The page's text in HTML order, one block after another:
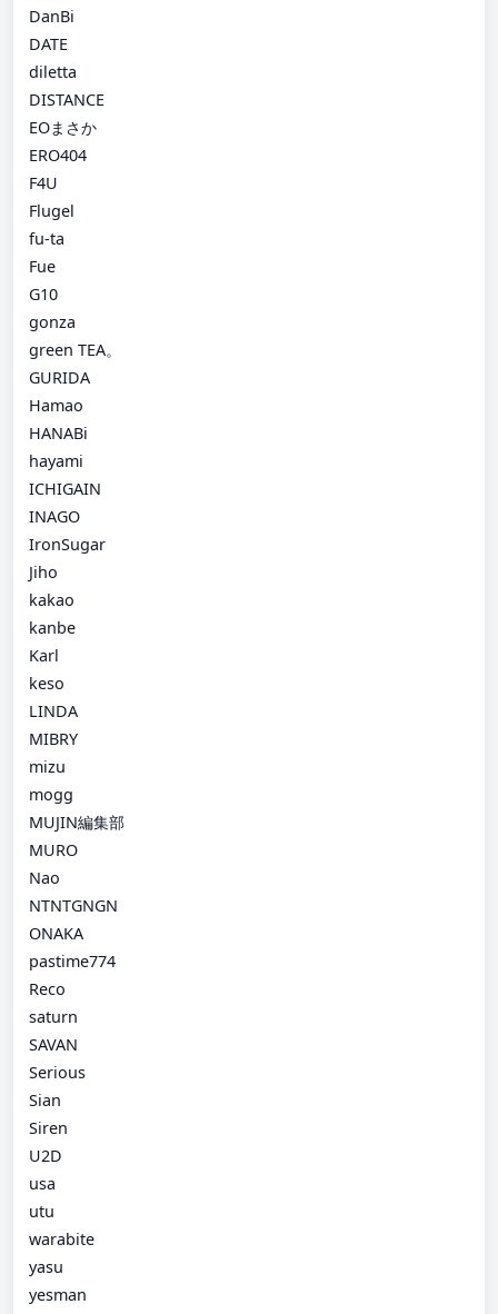
DanBi
DATE
diletta
DISTANCE
EOまさか
ERO404
F4U
Flugel
fu-ta
Fue
G10
gonza
green TEA。
GURIDA
Hamao
HANABi
hayami
ICHIGAIN
INAGO
IronSugar
Jiho
kakao
kanbe
Karl
keso
LINDA
MIBRY
mizu
mogg
MUJIN編集部
MURO
Nao
NTNTGNGN
ONAKA
pastime774
Reco
saturn
SAVAN
Serious
Sian
Siren
U2D
usa
utu
warabite
yasu
yesman